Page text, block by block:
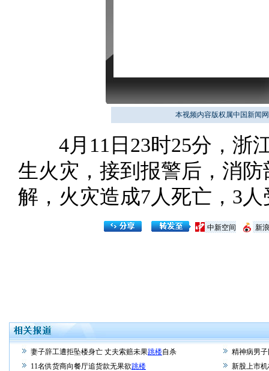
本视频内容版权属中国新闻
4月11日23时25分，浙
生火灾，接到报警后，消
解，火灾造成7人死亡，3
新
中新空间
妻子辞工遭拒坠楼身亡 丈夫索赔未果跳楼自杀
精神病男
11名供货商向餐厅追货款无果欲跳楼
新股上市机